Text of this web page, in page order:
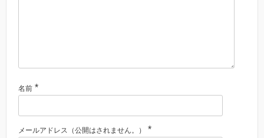
名前 *
メールアドレス（公開はされません。） *